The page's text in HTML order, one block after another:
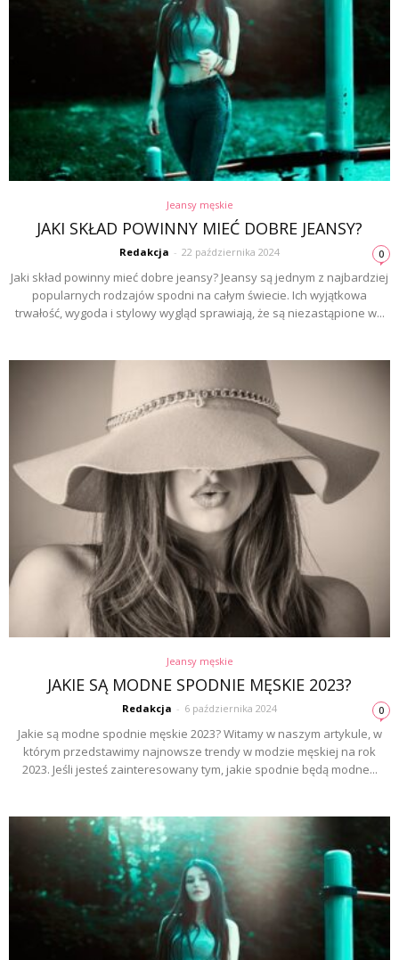
Jeansy męskie
JAKI SKŁAD POWINNY MIEĆ DOBRE JEANSY?
Redakcja - 22 października 2024 0
Jaki skład powinny mieć dobre jeansy? Jeansy są jednym z najbardziej
popularnych rodzajów spodni na całym świecie. Ich wyjątkowa
trwałość, wygoda i stylowy wygląd sprawiają, że są niezastąpione w...
Jeansy męskie
JAKIE SĄ MODNE SPODNIE MĘSKIE 2023?
Redakcja - 6 października 2024 0
Jakie są modne spodnie męskie 2023? Witamy w naszym artykule, w
którym przedstawimy najnowsze trendy w modzie męskiej na rok
2023. Jeśli jesteś zainteresowany tym, jakie spodnie będą modne...